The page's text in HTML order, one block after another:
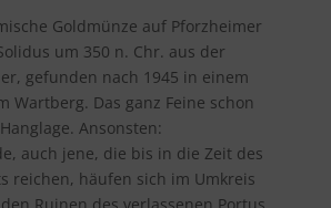
Goldmünze auf Pforzheimer
um 350 n. Chr. aus der
gefunden nach 1945 in einem
Wartberg. Das ganz Feine schon
Ansonsten:
auch jene, die bis in die Zeit des
reichen, häufen sich im Umkreis